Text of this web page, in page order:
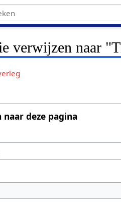
verwijzen naar
naar deze pagina